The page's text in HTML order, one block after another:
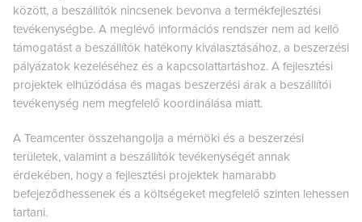
között, a beszállítók nincsenek bevonva a termékfejlesztési
tevékenységbe. A meglévő információs rendszer nem ad kellő
támogatást a beszállítók hatékony kiválasztásához, a beszerzési
pályázatok kezeléséhez és a kapcsolattartáshoz. A fejlesztési
projektek elhúzódása és magas beszerzési árak a beszállítói
tevékenység nem megfelelő koordinálása miatt.
A Teamcenter összehangolja a mérnöki és a beszerzési
területek, valamint a beszállítók tevékenységét annak
érdekében, hogy a fejlesztési projektek hamarabb
befejeződhessenek és a költségeket megfelelő szinten lehessen
tartani.